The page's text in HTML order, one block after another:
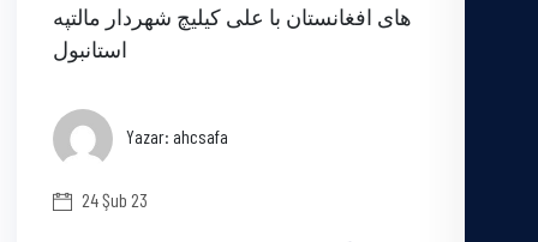
Yazar: ahcsafa
24 Şub 23